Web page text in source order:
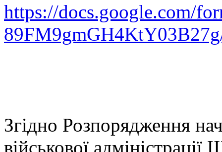
https://docs.google.com/
Згідно Розпорядження
військової